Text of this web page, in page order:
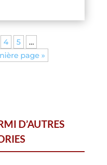
4 5
…
page »
D’AUTRES